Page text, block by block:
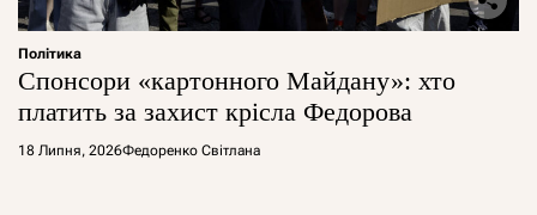
Політика
Спонсори «картонного Майдану»: хто
платить за захист крісла Федорова
18 Липня, 2026Федоренко Світлана